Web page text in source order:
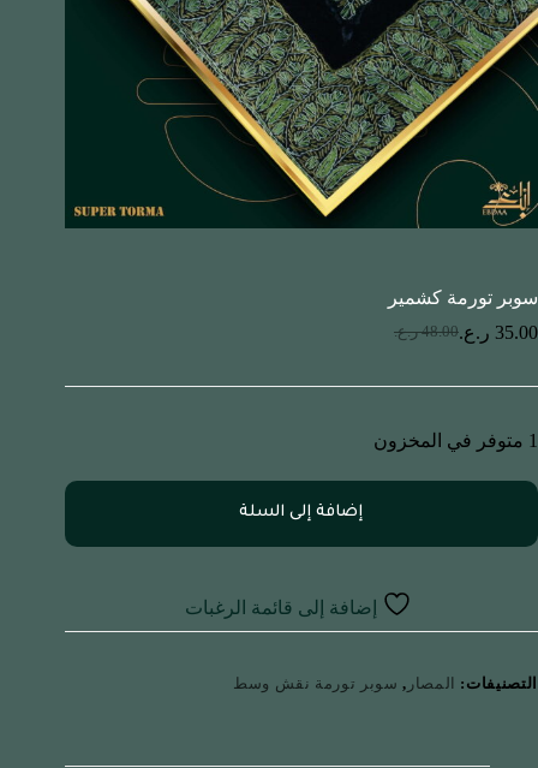
سوبر تورمة كشمير
48.00 ر.ع. 35.00 ر.ع.
1 متوفر في المخزون
إضافة إلى السلة
إضافة إلى قائمة الرغبات
التصنيفات: المصار , سوبر تورمة نقش وسط